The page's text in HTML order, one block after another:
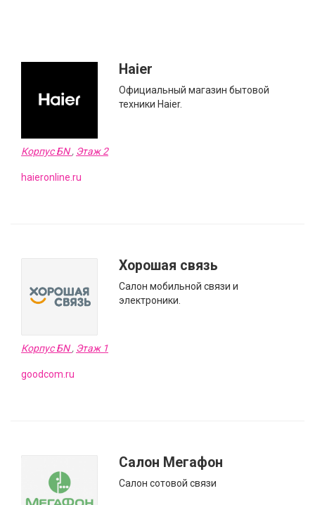
Haier
Официальный магазин бытовой
техники Haier.
Корпус БN, Этаж 2
haieronline.ru
Хорошая связь
Салон мобильной связи и
электроники.
Корпус БN, Этаж 1
goodcom.ru
Салон Мегафон
Салон сотовой связи